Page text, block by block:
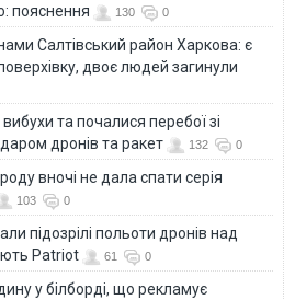
пояснення
130 0
Салтівський район Харкова: є
двоє людей загинули
та почалися перебої зі
дронів та ракет
132 0
вночі не дала спати серія
103 0
підозрілі польоти дронів над
Patriot
61 0
у білборді, що рекламує